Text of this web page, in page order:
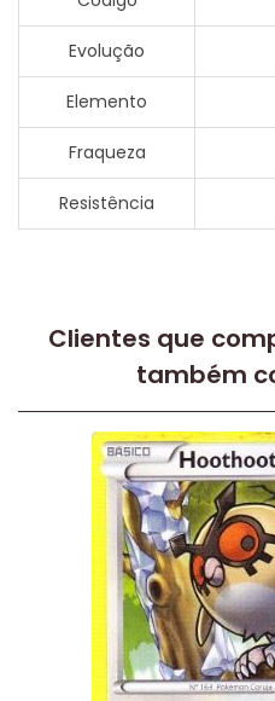
Evolução
Elemento
Fraqueza
Resistência
Clientes que
também